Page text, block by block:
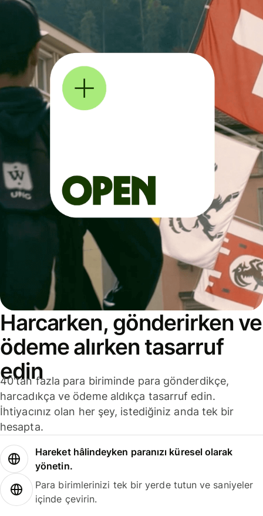
Harcarken, gönderirken ve
ödeme alırken tasarruf
edin
40'tan fazla para biriminde para gönderdikçe,
harcadıkça ve ödeme aldıkça tasarruf edin.
İhtiyacınız olan her şey, istediğiniz anda tek bir
hesapta.
Hareket hâlindeyken paranızı küresel olarak
yönetin.
Para birimlerinizi tek bir yerde tutun ve saniyeler
içinde çevirin.